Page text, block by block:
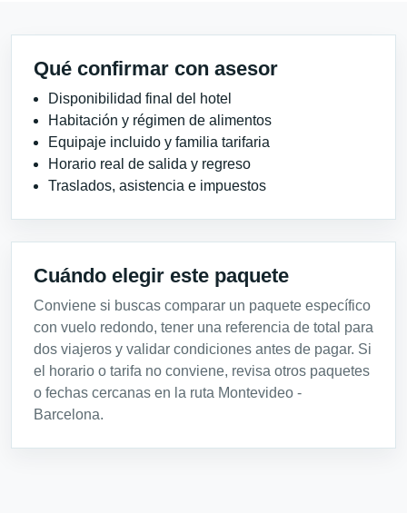
Qué confirmar con asesor
Disponibilidad final del hotel
Habitación y régimen de alimentos
Equipaje incluido y familia tarifaria
Horario real de salida y regreso
Traslados, asistencia e impuestos
Cuándo elegir este paquete
Conviene si buscas comparar un paquete específico
con vuelo redondo, tener una referencia de total para
dos viajeros y validar condiciones antes de pagar. Si
el horario o tarifa no conviene, revisa otros paquetes
o fechas cercanas en la ruta Montevideo -
Barcelona.